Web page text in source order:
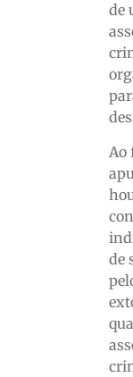
de
Ao
de